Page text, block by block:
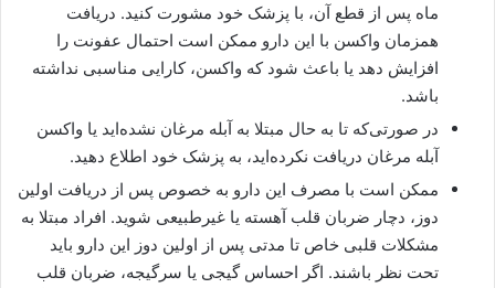
ماه پس از قطع آن، با پزشک خود مشورت کنید. دریافت
همزمان واکسن با این دارو ممکن است احتمال عفونت را
افزایش دهد یا باعث شود که واکسن، کارایی مناسبی نداشته
باشد.
در صورتی‌که تا به حال مبتلا به آبله مرغان نشده‌اید یا واکسن
آبله مرغان دریافت نکرده‌اید، به پزشک خود اطلاع دهید.
ممکن است با مصرف این دارو به خصوص پس از دریافت اولین
دوز، دچار ضربان قلب آهسته یا غیرطبیعی شوید. افراد مبتلا به
مشکلات قلبی خاص تا مدتی پس از اولین دوز این دارو باید
تحت نظر باشند. اگر احساس گیجی یا سرگیجه، ضربان قلب